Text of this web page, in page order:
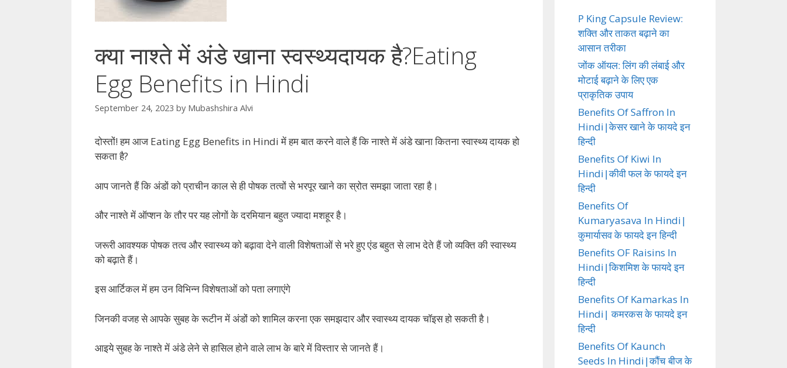
क्या नाश्ते में अंडे खाना स्वस्थ्यदायक है?Eating
Egg Benefits in Hindi
September 24, 2023 by Mubashshira Alvi
दोस्तों! हम आज Eating Egg Benefits in Hindi में हम बात करने वाले हैं कि नाश्ते में अंडे खाना कितना स्वास्थ्य दायक हो
सकता है?
आप जानते हैं कि अंडों को प्राचीन काल से ही पोषक तत्वों से भरपूर खाने का स्रोत समझा जाता रहा है।
और नाश्ते में ऑप्शन के तौर पर यह लोगों के दरमियान बहुत ज्यादा मशहूर है।
जरूरी आवश्यक पोषक तत्व और स्वास्थ्य को बढ़ावा देने वाली विशेषताओं से भरे हुए एंड बहुत से लाभ देते हैं जो व्यक्ति की स्वास्थ्य
को बढ़ाते हैं।
इस आर्टिकल में हम उन विभिन्न विशेषताओं को पता लगाएंगे
जिनकी वजह से आपके सुबह के रूटीन में अंडों को शामिल करना एक समझदार और स्वास्थ्य दायक चॉइस हो सकती है।
आइये सुबह के नाश्ते में अंडे लेने से हासिल होने वाले लाभ के बारे में विस्तार से जानते हैं।
P King Capsule Review:
शक्ति और ताकत बढ़ाने का
आसान तरीका
जोंक ऑयल: लिंग की लंबाई और
मोटाई बढ़ाने के लिए एक
प्राकृतिक उपाय
Benefits Of Saffron In
Hindi|केसर खाने के फायदे इन
हिन्दी
Benefits Of Kiwi In
Hindi|कीवी फल के फायदे इन
हिन्दी
Benefits Of
Kumaryasava In Hindi|
कुमार्यासव के फायदे इन हिन्दी
Benefits OF Raisins In
Hindi|किशमिश के फायदे इन
हिन्दी
Benefits Of Kamarkas In
Hindi| कमरकस के फायदे इन
हिन्दी
Benefits Of Kaunch
Seeds In Hindi|कौंच बीज के